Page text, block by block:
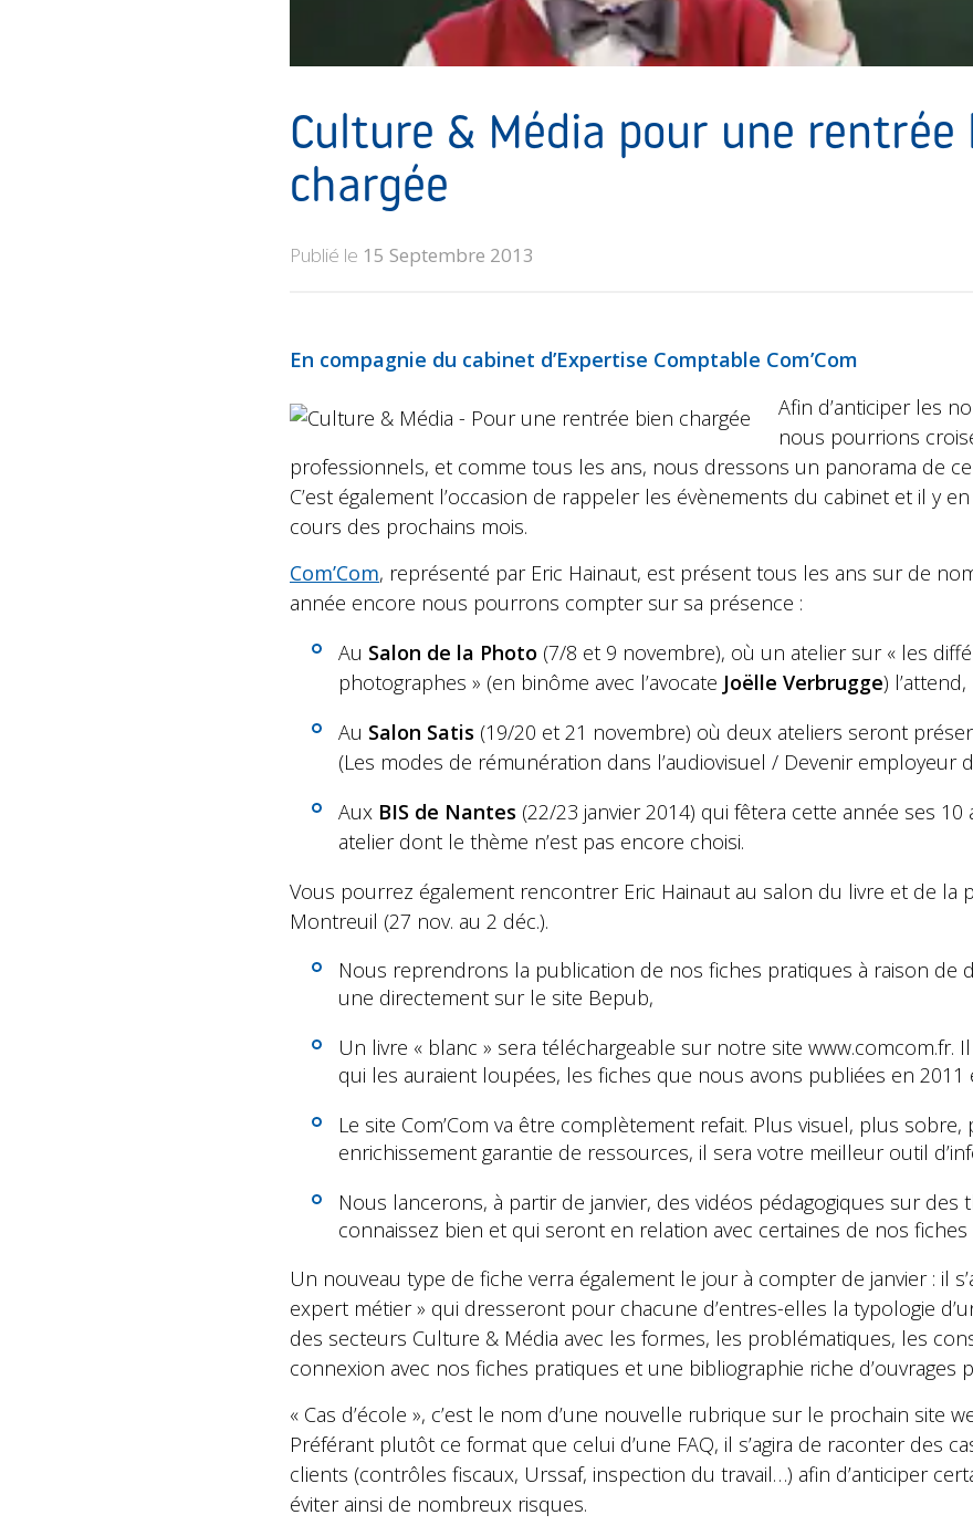
Culture & Média pour une rentrée
chargée
Publié le 15 Septembre 2013
En compagnie du cabinet d’Expertise Comptable Com’Com
Afin d’anticiper les
nous pourrions
professionnels, et comme tous les ans, nous dressons un panorama de ce
C’est également l’occasion de rappeler les évènements du cabinet et il y
cours des prochains mois.
Com’Com, représenté par Eric Hainaut, est présent tous les ans sur de
année encore nous pourrons compter sur sa présence :
Au Salon de la Photo (7/8 et 9 novembre), où un atelier sur « les
photographes » (en binôme avec l’avocate Joëlle Verbrugge) l’attend,
Au Salon Satis (19/20 et 21 novembre) où deux ateliers seront
(Les modes de rémunération dans l’audiovisuel / Devenir employeur
Aux BIS de Nantes (22/23 janvier 2014) qui fêtera cette année ses
atelier dont le thème n’est pas encore choisi.
Vous pourrez également rencontrer Eric Hainaut au salon du livre et de la
Montreuil (27 nov. au 2 déc.).
Nous reprendrons la publication de nos fiches pratiques à raison de
une directement sur le site Bepub,
Un livre « blanc » sera téléchargeable sur notre site www.comcom.fr.
qui les auraient loupées, les fiches que nous avons publiées en 2011
Le site Com’Com va être complètement refait. Plus visuel, plus
enrichissement garantie de ressources, il sera votre meilleur outil
Nous lancerons, à partir de janvier, des vidéos pédagogiques sur des
connaissez bien et qui seront en relation avec certaines de nos
Un nouveau type de fiche verra également le jour à compter de janvier : il
expert métier » qui dresseront pour chacune d’entres-elles la typologie
des secteurs Culture & Média avec les formes, les problématiques, les
connexion avec nos fiches pratiques et une bibliographie riche d’ouvrages
« Cas d’école », c’est le nom d’une nouvelle rubrique sur le prochain site
Préférant plutôt ce format que celui d’une FAQ, il s’agira de raconter des
clients (contrôles fiscaux, Urssaf, inspection du travail…) afin d’anticiper
éviter ainsi de nombreux risques.